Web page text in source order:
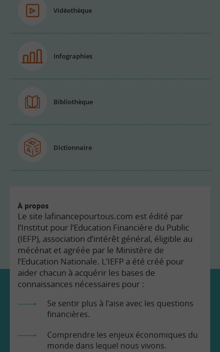
Vidéothèque
Infographies
Bibliothèque
Dictionnaire
À propos
Le site lafinancepourtous.com est édité par
l’Institut pour l’Education Financière du Public
(IEFP), association d’intérêt général, éligible au
mécénat et agréée par le Ministère de
l’Education Nationale. L’IEFP a été créé pour
aider chacun à acquérir les bases de
connaissances nécessaires pour :
Se sentir plus à l’aise avec les questions
financières.
Comprendre les enjeux économiques du
monde dans lequel nous vivons.